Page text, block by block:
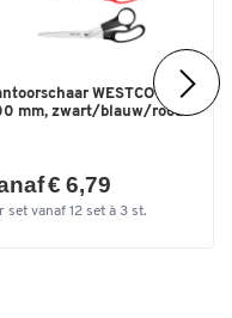
WESTCOTT®
mm, zwart/blauw/rood
€ 6,79
set vanaf 12 set à 3 st.